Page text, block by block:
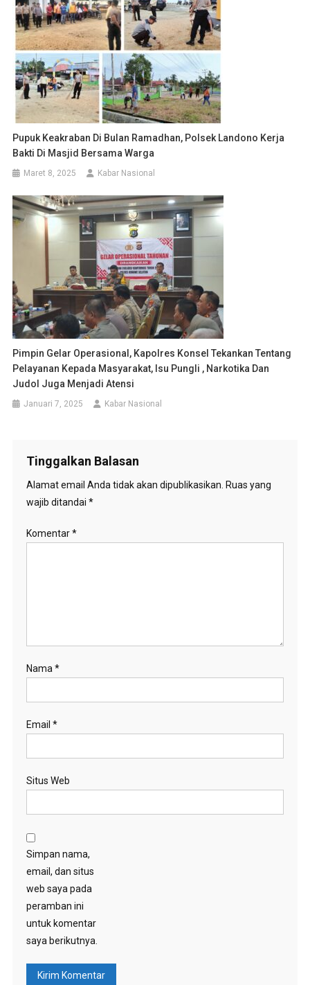
Pupuk Keakraban Di Bulan Ramadhan, Polsek Landono Kerja
Bakti Di Masjid Bersama Warga
Maret 8, 2025 Kabar Nasional
Pimpin Gelar Operasional, Kapolres Konsel Tekankan Tentang
Pelayanan Kepada Masyarakat, Isu Pungli , Narkotika Dan
Judol Juga Menjadi Atensi
Januari 7, 2025 Kabar Nasional
Tinggalkan Balasan
Alamat email Anda tidak akan dipublikasikan. Ruas yang
wajib ditandai *
Komentar*
Nama *
Email *
Situs Web
Simpan nama,
email, dan situs
web saya pada
peramban ini
untuk komentar
saya berikutnya.